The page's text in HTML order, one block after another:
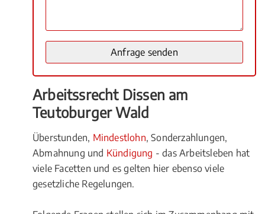
Arbeitssrecht Dissen am
Teutoburger Wald
Überstunden, Mindestlohn, Sonderzahlungen,
Abmahnung und Kündigung - das Arbeitsleben hat
viele Facetten und es gelten hier ebenso viele
gesetzliche Regelungen.